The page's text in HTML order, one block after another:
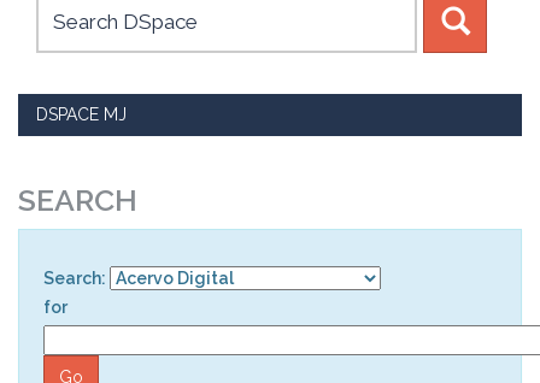
DSPACE MJ
SEARCH
Search:
for